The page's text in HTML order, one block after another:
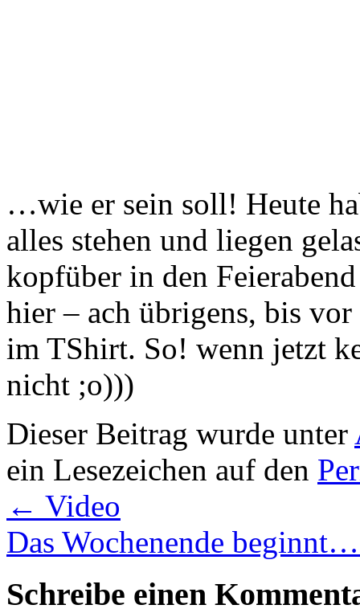
…wie er sein soll! Heute
alles stehen und liegen
kopfüber in den
hier – ach übrigens, bis
im TShirt. So! wenn jetzt
nicht ;o)))
Dieser Beitrag wurde unter
ein Lesezeichen auf den
← Video
Das Wochenende
Schreibe einen